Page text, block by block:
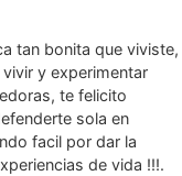
tan bonita que viviste,
y experimentar
te felicito
sola en
facil por dar la
de vida !!!.